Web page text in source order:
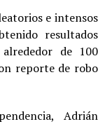
e intensos
resultados
de 100
reporte de robo
Adrián